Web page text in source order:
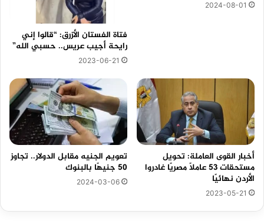
2024-08-01
فتاة الفستان الأزرق: “قالوا إني
رايحة أجيب عريس.. حسبي الله”
2023-06-21
أخبار القوى العاملة: تحويل
مستحقات 53 عاملًا مصريًا غادروا
الأردن نهائيًا
2023-05-21
تعويم الجنيه مقابل الدولار.. تجاوز
50 جنيهًا بالبنوك
2024-03-06